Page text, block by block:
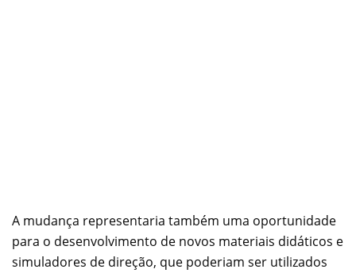
A mudança representaria também uma oportunidade
para o desenvolvimento de novos materiais didáticos e
simuladores de direção, que poderiam ser utilizados